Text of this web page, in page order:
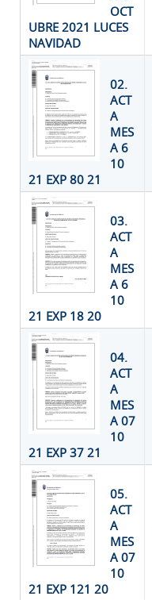
OCT
UBRE 2021 LUCES
NAVIDAD
02.
ACT
A
MES
A 6
10
21 EXP 80 21
03.
ACT
A
MES
A 6
10
21 EXP 18 20
04.
ACT
A
MES
A 07
10
21 EXP 37 21
05.
ACT
A
MES
A 07
10
21 EXP 121 20